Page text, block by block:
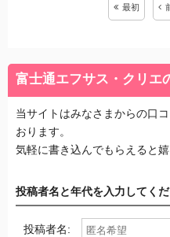
クリエに電話をしてみまし
どうして落とす連絡がこんな
す。私だってすぐに仕事し
るわけでもありません。は
えないと思います。
ったと後悔。結局、次の仕事
ってしまいました。富士通
ませんが最低限の対応はして
最初
富士通エフサス・クリエ
当サイトはみなさまからの口
おります。
気軽に書き込んでもらえると嬉
投稿者名と年代を入力してく
投稿者名: